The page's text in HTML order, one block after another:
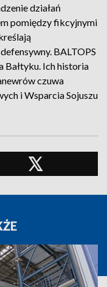
działań
pomiędzy fikcyjnymi
BALTOPS
Bałtyku. Ich historia
czuwa
i Wsparcia Sojuszu